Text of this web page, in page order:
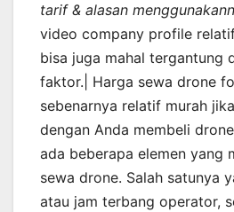
tarif & alasan
video company profile
bisa juga mahal tergantung
faktor.| Harga sewa drone
sebenarnya relatif murah
dengan Anda membeli
ada beberapa elemen yang
sewa drone. Salah satunya
atau jam terbang operator,